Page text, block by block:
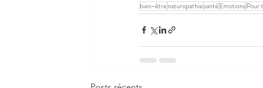
bien-être naturopathiesanté EmotionsPour